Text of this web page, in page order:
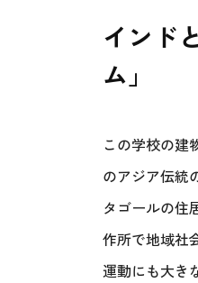
インド
ム」
この学校の建
のアジア伝統
タゴールの住
作所で地域社
運動にも大き